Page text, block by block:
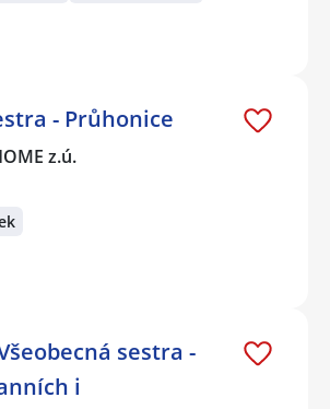
- Průhonice
z.ú.
sestra -
i